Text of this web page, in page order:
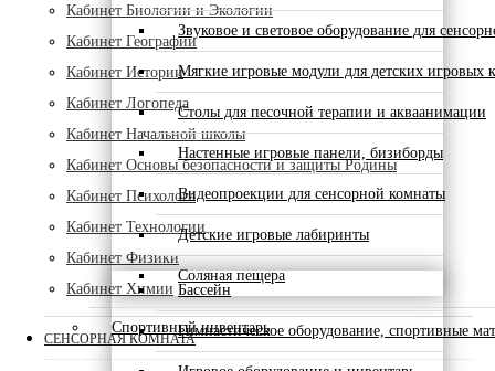
Звуковое и световое оборудование для
Мягкие игровые модули для детских игровых
Столы для песочной терапии и акваанимации
Настенные игровые панели, бизиборды
Видеопроекции для сенсорной комнаты
Детские игровые лабиринты
Соляная пещера
Спортивный инвентарь
Бассейн
Гимнастическое оборудование, спортивные
Кабинет Биологии и Экологии
Кабинет Географии
Кабинет Истории
Кабинет Логопеда
Кабинет Начальной школы
Кабинет Основы безопасности и защиты Родины
Кабинет Психолога
Кабинет Технологии
Кабинет Физики
Кабинет Химии
СЕНСОРНАЯ КОМНАТА